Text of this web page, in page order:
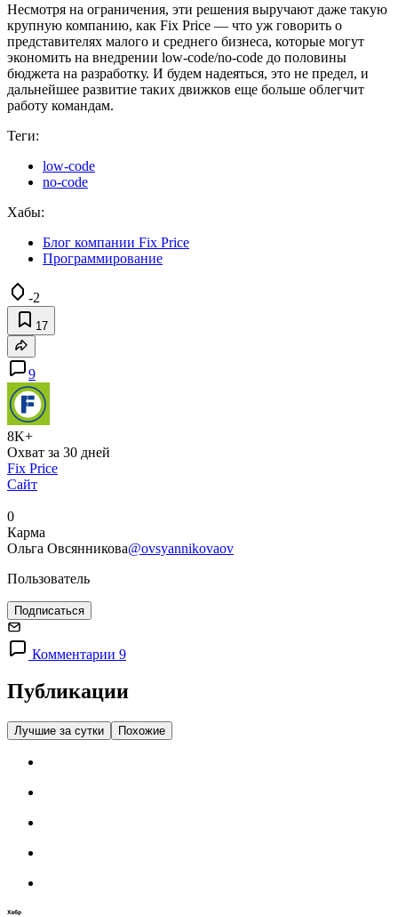
Несмотря на ограничения, эти решения выручают даже такую
крупную компанию, как Fix Price — что уж говорить о
представителях малого и среднего бизнеса, которые могут
экономить на внедрении low-code/no-code до половины
бюджета на разработку. И будем надеяться, это не предел, и
дальнейшее развитие таких движков еще больше облегчит
работу командам.
Теги:
low-code
no-code
Хабы:
Блог компании Fix Price
Программирование
-2
17
9
8K+
Охват за 30 дней
Fix Price
Сайт
0
Карма
Ольга Овсянникова@ovsyannikovaov
Пользователь
Подписаться
Комментарии 9
Публикации
Лучшие за сутки Похожие